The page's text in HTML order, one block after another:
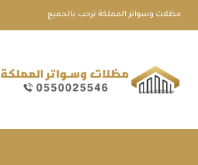
التجاوز
إلى
مظلات وسواتر المملكة ترحب بالجميع